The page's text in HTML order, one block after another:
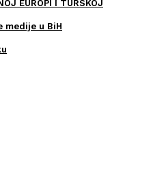
EUROPI I TURSKOJ
medije u BiH